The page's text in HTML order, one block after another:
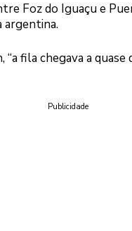
Foz do Iguaçu e
argentina.
“a fila chegava a
Publicidade